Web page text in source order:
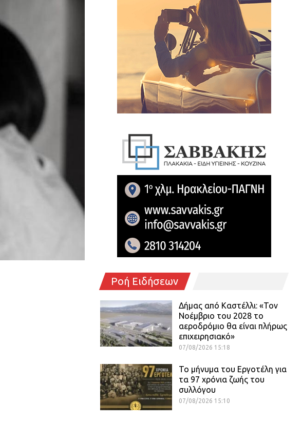
Ροή Ειδήσεων
Δήμας από Καστέλλι: «Τον
Νοέμβριο του 2028 το
αεροδρόμιο θα είναι πλήρως
επιχειρησιακό»
07/08/2026 15:18
Το μήνυμα του Εργοτέλη για
τα 97 χρόνια ζωής του
συλλόγου
07/08/2026 15:10